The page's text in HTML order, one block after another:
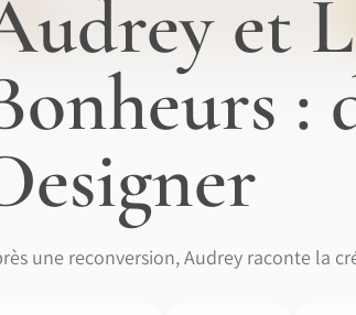
et
:
une reconversion, Audrey raconte la